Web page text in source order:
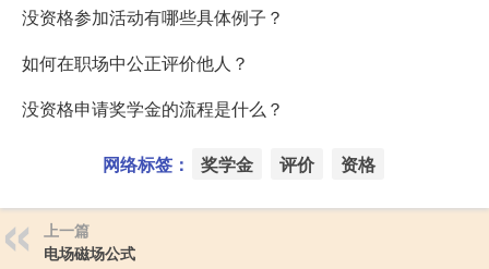
没资格参加活动有哪些具体例子？
如何在职场中公正评价他人？
没资格申请奖学金的流程是什么？
网络标签： 奖学金 评价 资格
上一篇
电场磁场公式